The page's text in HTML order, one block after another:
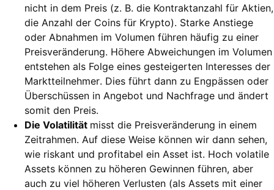
nicht in dem Preis (z. B. die Kontraktanzahl für Aktien,
die Anzahl der Coins für Krypto). Starke Anstiege
oder Abnahmen im Volumen führen häufig zu einer
Preisveränderung. Höhere Abweichungen im Volumen
entstehen als Folge eines gesteigerten Interesses der
Marktteilnehmer. Dies führt dann zu Engpässen oder
Überschüssen in Angebot und Nachfrage und ändert
somit den Preis.
Die Volatilität misst die Preisveränderung in einem
Zeitrahmen. Auf diese Weise können wir dann sehen,
wie riskant und profitabel ein Asset ist. Hoch volatile
Assets können zu höheren Gewinnen führen, aber
auch zu viel höheren Verlusten (als Assets mit einer